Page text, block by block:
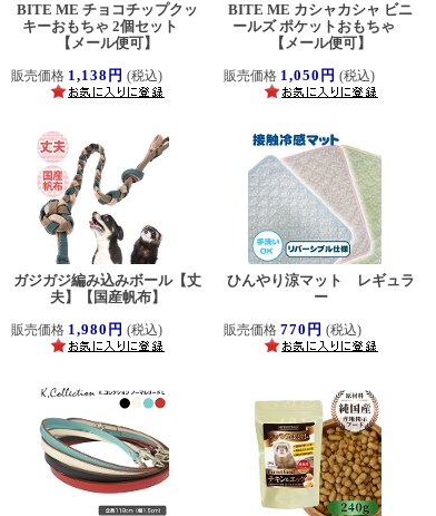
BITE ME チョコチップクッ
キーおもちゃ 2個セット
【メール便可】
販売価格 1,138円 (税込)
BITE ME カシャカシャ ビニ
ールズ ポケットおもちゃ
【メール便可】
販売価格 1,050円 (税込)
ガジガジ編み込みボール【丈
夫】【国産帆布】
販売価格 1,980円 (税込)
ひんやり涼マット レギュラ
ー
販売価格 770円 (税込)